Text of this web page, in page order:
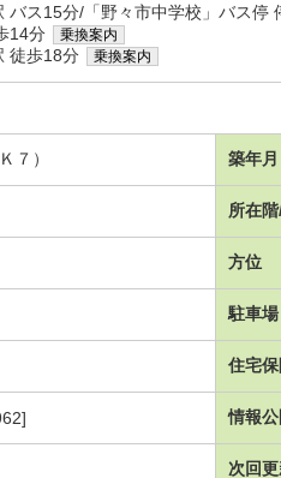
バス15分/「野々市中学校」バス停
14分 乗換案内
徒歩18分 乗換案内
７） 築年月
所在
方位
駐車場
住宅
情報公
次回更